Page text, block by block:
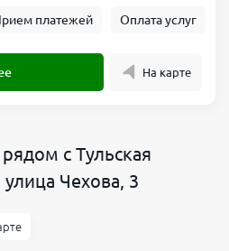
платежей Оплата услуг
На карте
с Тульская
Чехова, 3